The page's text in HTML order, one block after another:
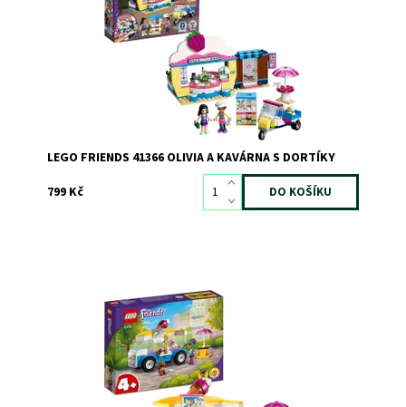
Dostupnost:
Skladem2
4854
LEGO
LEGO FRIENDS 41366 OLIVIA A KAVÁRNA S DORTÍKY
799 Kč
Potěšte malé milovníky nakupování a sladkých dobrot
stavebnicí s modelem zmrzlinářského vozu, 2
minipanenkami a figurkou pejska.
Dostupnost:
Skladem>3
11229